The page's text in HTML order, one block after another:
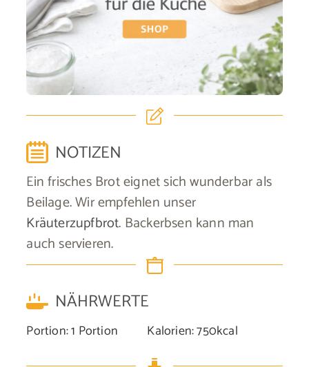
NOTIZEN
Ein frisches Brot eignet sich wunderbar als
Beilage. Wir empfehlen unser
Kräuterzupfbrot. Backerbsen kann man
auch servieren.
NÄHRWERTE
Portion:1 Portion Kalorien:750kcal